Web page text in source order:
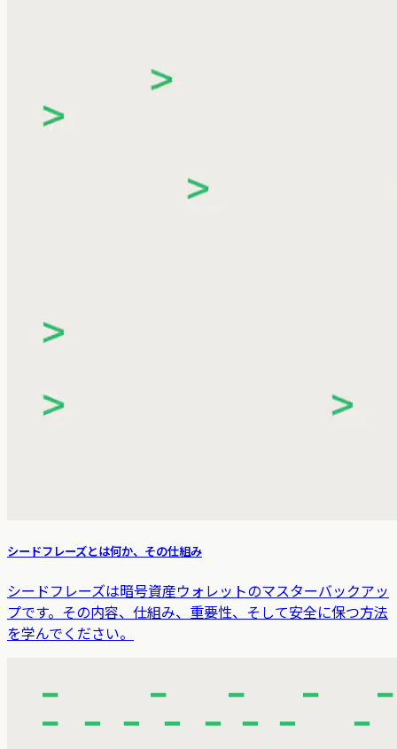
シードフレーズとは何か、その仕組み
シードフレーズは暗号資産ウォレットのマスターバックアッ
プです。その内容、仕組み、重要性、そして安全に保つ方法
を学んでください。